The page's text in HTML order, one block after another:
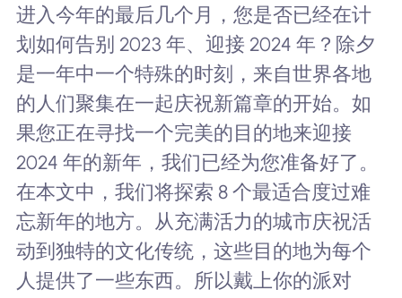
企业用户
进入今年的最后几个月，您是否已经在计
划如何告别 2023 年、迎接 2024 年？除夕
是一年中一个特殊的时刻，来自世界各地
的人们聚集在一起庆祝新篇章的开始。如
果您正在寻找一个完美的目的地来迎接
2024 年的新年，我们已经为您准备好了。
在本文中，我们将探索 8 个最适合度过难
忘新年的地方。从充满活力的城市庆祝活
动到独特的文化传统，这些目的地为每个
人提供了一些东西。所以戴上你的派对